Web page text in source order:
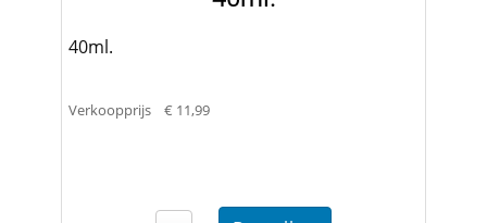
40ml.
Verkoopprijs € 11,99